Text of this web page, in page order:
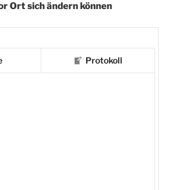
Ort sich ändern können
Protokoll